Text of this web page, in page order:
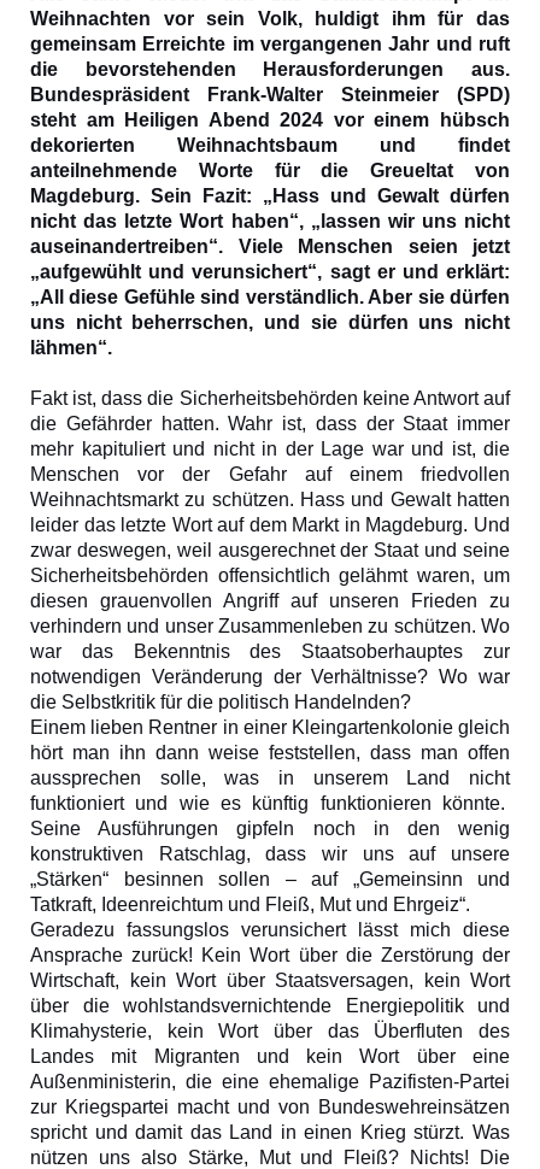
Weihnachten vor sein Volk, huldigt ihm für das
gemeinsam Erreichte im vergangenen Jahr und ruft
die bevorstehenden Herausforderungen aus.
Bundespräsident Frank-Walter Steinmeier (SPD)
steht am Heiligen Abend 2024 vor einem hübsch
dekorierten Weihnachtsbaum und findet
anteilnehmende Worte für die Greueltat von
Magdeburg. Sein Fazit: „Hass und Gewalt dürfen
nicht das letzte Wort haben“, „lassen wir uns nicht
auseinandertreiben“. Viele Menschen seien jetzt
„aufgewühlt und verunsichert“, sagt er und erklärt:
„All diese Gefühle sind verständlich. Aber sie dürfen
uns nicht beherrschen, und sie dürfen uns nicht
lähmen“.
Fakt ist, dass die Sicherheitsbehörden keine Antwort auf
die Gefährder hatten. Wahr ist, dass der Staat immer
mehr kapituliert und nicht in der Lage war und ist, die
Menschen vor der Gefahr auf einem friedvollen
Weihnachtsmarkt zu schützen. Hass und Gewalt hatten
leider das letzte Wort auf dem Markt in Magdeburg. Und
zwar deswegen, weil ausgerechnet der Staat und seine
Sicherheitsbehörden offensichtlich gelähmt waren, um
diesen grauenvollen Angriff auf unseren Frieden zu
verhindern und unser Zusammenleben zu schützen. Wo
war das Bekenntnis des Staatsoberhauptes zur
notwendigen Veränderung der Verhältnisse? Wo war
die Selbstkritik für die politisch Handelnden?
Einem lieben Rentner in einer Kleingartenkolonie gleich
hört man ihn dann weise feststellen, dass man offen
aussprechen solle, was in unserem Land nicht
funktioniert und wie es künftig funktionieren könnte.
Seine Ausführungen gipfeln noch in den wenig
konstruktiven Ratschlag, dass wir uns auf unsere
„Stärken“ besinnen sollen – auf „Gemeinsinn und
Tatkraft, Ideenreichtum und Fleiß, Mut und Ehrgeiz“.
Geradezu fassungslos verunsichert lässt mich diese
Ansprache zurück! Kein Wort über die Zerstörung der
Wirtschaft, kein Wort über Staatsversagen, kein Wort
über die wohlstandsvernichtende Energiepolitik und
Klimahysterie, kein Wort über das Überfluten des
Landes mit Migranten und kein Wort über eine
Außenministerin, die eine ehemalige Pazifisten-Partei
zur Kriegspartei macht und von Bundeswehreinsätzen
spricht und damit das Land in einen Krieg stürzt. Was
nützen uns also Stärke, Mut und Fleiß? Nichts! Die